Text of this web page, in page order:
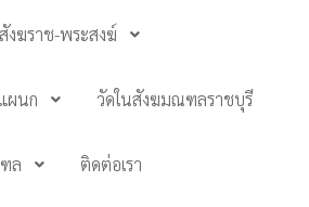
งฆราช-พระสงฆ์
ผนก วัดในสังฆมณฑลราชบุรี
ล ติดต่อเรา